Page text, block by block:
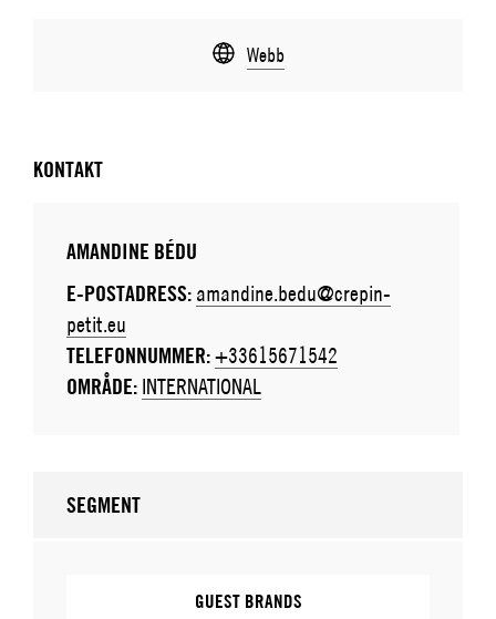
Webb
KONTAKT
AMANDINE BÉDU
E-POSTADRESS: amandine.bedu@crepin-
petit.eu
TELEFONNUMMER:+33615671542
OMRÅDE: INTERNATIONAL
SEGMENT
GUEST BRANDS